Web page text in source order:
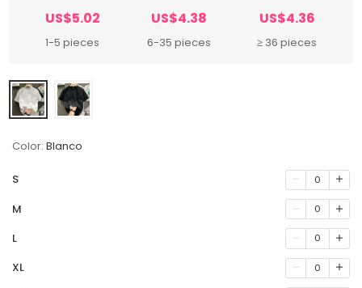
US$5.02
1-5 pieces
US$4.38
6-35 pieces
US$4.36
≥ 36 pieces
Color: Blanco
S 0
M 0
L 0
XL 0